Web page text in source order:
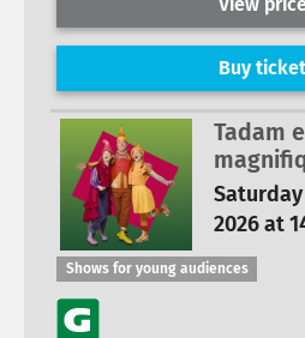
Buy
Tadam
2026 at
Shows for young audiences